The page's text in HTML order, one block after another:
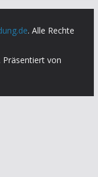
. Alle Rechte
Präsentiert von